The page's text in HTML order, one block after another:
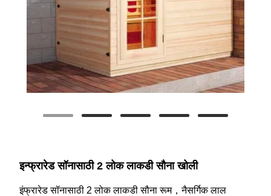
इन्फ्रारेड सॉनासाठी 2 लोक लाकडी सौना खोली
इंफ्रारेड सॉनासाठी 2 लोक लाकडी सौना रूम，नैसर्गिक लाल